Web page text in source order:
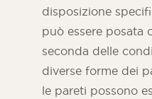
disposizione
può essere posata
seconda delle
diverse forme dei
le pareti possono